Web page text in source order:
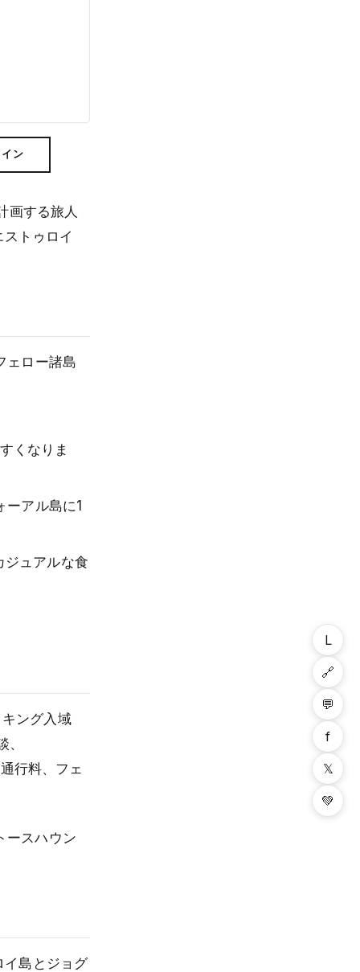
ン
画する旅人
トゥロイ
ェロー諸島
くなりま
ーアル島に1
ュアルな食
ング入域
行料、フェ
ースハウン
島とジョグ
L
🔗
💬
f
𝕏
💚